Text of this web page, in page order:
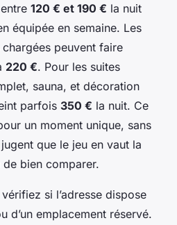
120 € et 190 € la nuit
équipée en semaine. Les
peuvent faire
220 €. Pour les suites
sauna, et décoration
parfois 350 € la nuit. Ce
un moment unique, sans
que le jeu en vaut la
bien comparer.
vérifiez si l’adresse dispose
d’un emplacement réservé.